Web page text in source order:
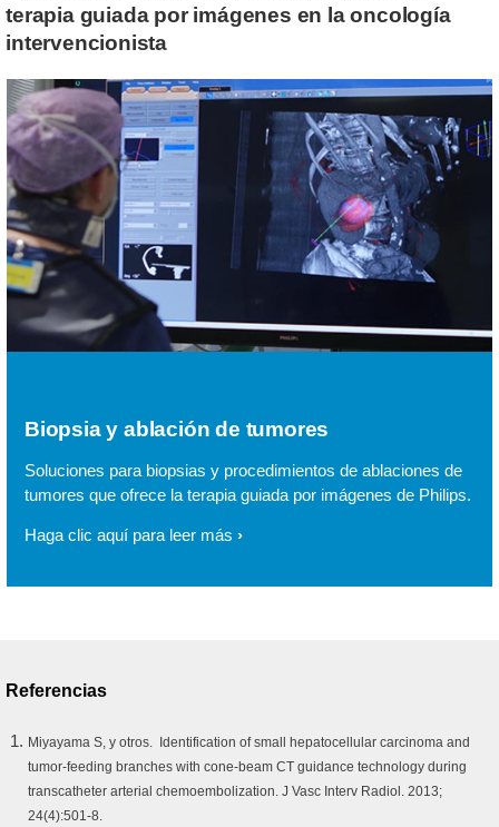
terapia guiada por imágenes en la oncología
intervencionista
Biopsia y ablación de tumores
Soluciones para biopsias y procedimientos de ablaciones de
tumores que ofrece la terapia guiada por imágenes de Philips.
Haga clic aquí para leer más
Referencias
Miyayama S, y otros. Identification of small hepatocellular carcinoma and
tumor-feeding branches with cone-beam CT guidance technology during
transcatheter arterial chemoembolization. J Vasc Interv Radiol. 2013;
24(4):501-8.